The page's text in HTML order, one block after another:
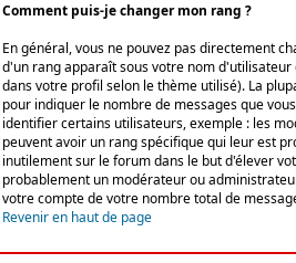
Comment puis-je changer mon rang ?
En général, vous ne pouvez pas directement
d'un rang apparaît sous votre nom d'utilisateur
dans votre profil selon le thème utilisé). La
pour indiquer le nombre de messages que
identifier certains utilisateurs, exemple : les
peuvent avoir un rang spécifique qui leur est
inutilement sur le forum dans le but d'élever
probablement un modérateur ou
votre compte de votre nombre total de
Revenir en haut de page